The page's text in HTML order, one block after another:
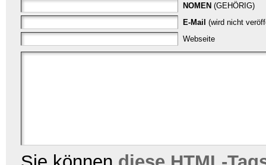
NOMEN (GEHÖRIG)
E-Mail (wird nicht
Webseite